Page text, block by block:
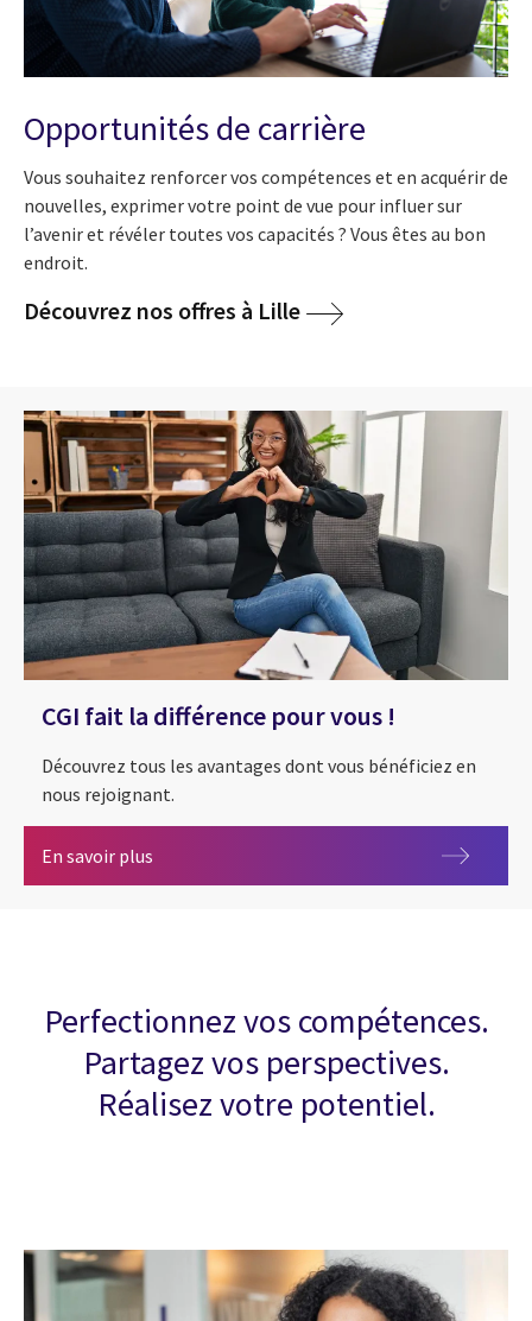
Opportunités de carrière
Vous souhaitez renforcer vos compétences et en acquérir de
nouvelles, exprimer votre point de vue pour influer sur
l’avenir et révéler toutes vos capacités ? Vous êtes au bon
endroit.
Découvrez nos offres à Lille
CGI fait la différence pour vous !
Découvrez tous les avantages dont vous bénéficiez en
nous rejoignant.
En savoir plus
Perfectionnez vos compétences.
Partagez vos perspectives.
Réalisez votre potentiel.